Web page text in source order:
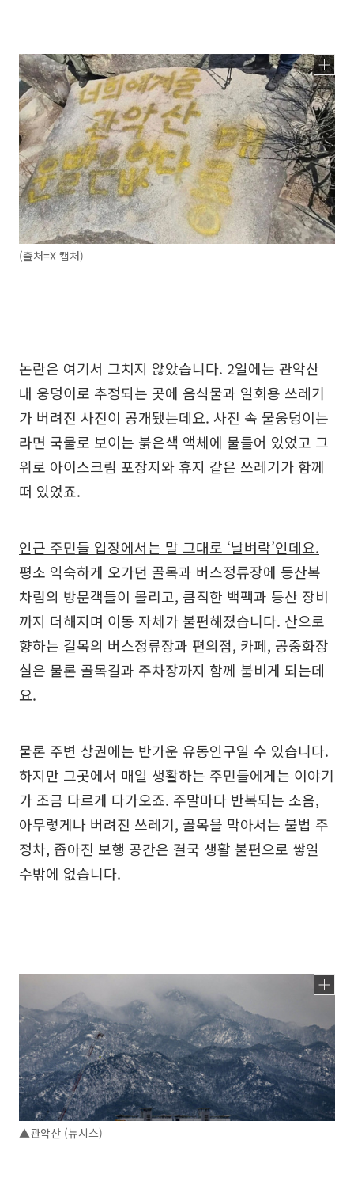
(출처=X 캡처)
논란은 여기서 그치지 않았습니다. 2일에는 관악산
내 웅덩이로 추정되는 곳에 음식물과 일회용 쓰레기
가 버려진 사진이 공개됐는데요. 사진 속 물웅덩이는
라면 국물로 보이는 붉은색 액체에 물들어 있었고 그
위로 아이스크림 포장지와 휴지 같은 쓰레기가 함께
떠 있었죠.
인근 주민들 입장에서는 말 그대로 ‘날벼락’인데요.
평소 익숙하게 오가던 골목과 버스정류장에 등산복
차림의 방문객들이 몰리고, 큼직한 백팩과 등산 장비
까지 더해지며 이동 자체가 불편해졌습니다. 산으로
향하는 길목의 버스정류장과 편의점, 카페, 공중화장
실은 물론 골목길과 주차장까지 함께 붐비게 되는데
요.
물론 주변 상권에는 반가운 유동인구일 수 있습니다.
하지만 그곳에서 매일 생활하는 주민들에게는 이야기
가 조금 다르게 다가오죠. 주말마다 반복되는 소음,
아무렇게나 버려진 쓰레기, 골목을 막아서는 불법 주
정차, 좁아진 보행 공간은 결국 생활 불편으로 쌓일
수밖에 없습니다.
▲관악산 (뉴시스)